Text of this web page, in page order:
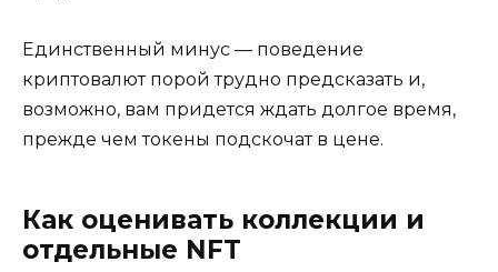
Единственный минус — поведение
криптовалют порой трудно предсказать и,
возможно, вам придется ждать долгое время,
прежде чем токены подскочат в цене.
Как оценивать коллекции и
отдельные NFT